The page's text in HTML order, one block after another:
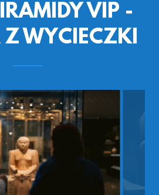
VIP -
Z WYCIECZKI